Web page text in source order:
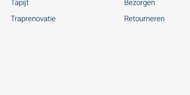
Tapijt
Traprenovatie
Bezorgen
Retourneren